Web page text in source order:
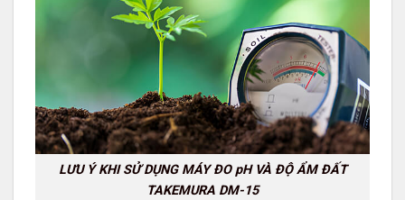
LƯU Ý KHI SỬ DỤNG MÁY ĐO pH VÀ ĐỘ ẨM ĐẤT
TAKEMURA DM-15